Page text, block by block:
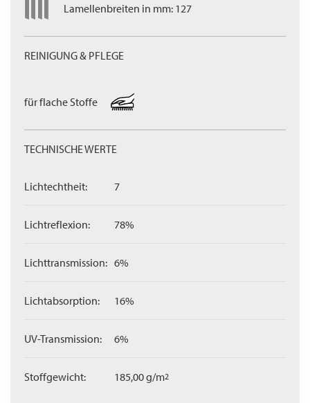
Lamellenbreiten in mm: 127
REINIGUNG & PFLEGE
für flache Stoffe
TECHNISCHE WERTE
Lichtechtheit: 7
Lichtreflexion: 78%
Lichttransmission: 6%
Lichtabsorption: 16%
UV-Transmission: 6%
Stoffgewicht: 185,00 g/m2